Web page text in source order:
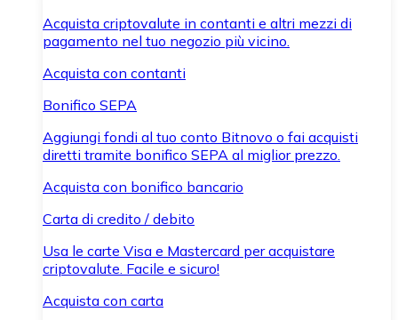
Acquista criptovalute in contanti e altri mezzi di
pagamento nel tuo negozio più vicino.
Acquista con contanti
Bonifico SEPA
Aggiungi fondi al tuo conto Bitnovo o fai acquisti
diretti tramite bonifico SEPA al miglior prezzo.
Acquista con bonifico bancario
Carta di credito / debito
Usa le carte Visa e Mastercard per acquistare
criptovalute. Facile e sicuro!
Acquista con carta